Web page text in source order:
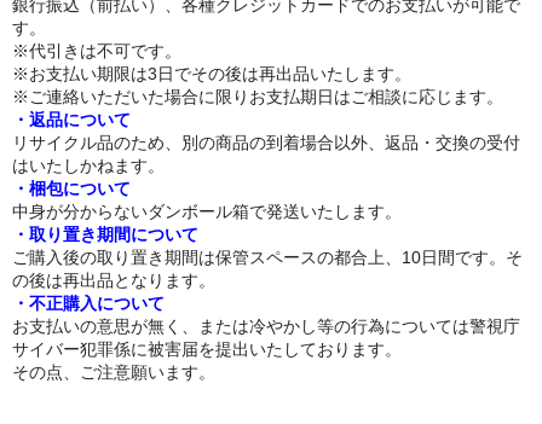
体重選択
0-10kg
10-20kg
21-30kg
31-40kg
41-50kg
51-60kg
材質選択
銀行振込（前払い）、各種クレジットカードでのお支払いが可能で
す。
※代引きは不可です。
※お支払い期限は3日でその後は再出品いたします。
※ご連絡いただいた場合に限りお支払期日はご相談に応じます。
・返品について
リサイクル品のため、別の商品の到着場合以外、返品・交換の受付
はいたしかねます。
・梱包について
中身が分からないダンボール箱で発送いたします。
・取り置き期間について
ご購入後の取り置き期間は保管スペースの都合上、10日間です。そ
の後は再出品となります。
・不正購入について
お支払いの意思が無く、または冷やかし等の行為については警視庁
サイバー犯罪係に被害届を提出いたしております。
その点、ご注意願います。